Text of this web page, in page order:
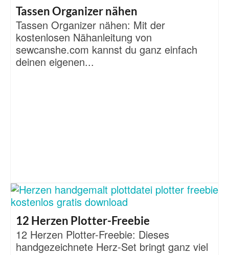
Tassen Organizer nähen
Tassen Organizer nähen: Mit der
kostenlosen Nähanleitung von
sewcanshe.com kannst du ganz einfach
deinen eigenen...
12 Herzen Plotter-Freebie
12 Herzen Plotter-Freebie: Dieses
handgezeichnete Herz-Set bringt ganz viel